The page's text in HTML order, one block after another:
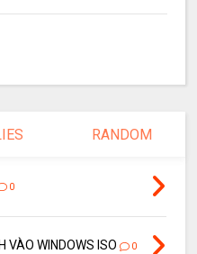
RANDOM
0
VÀO WINDOWS ISO 0